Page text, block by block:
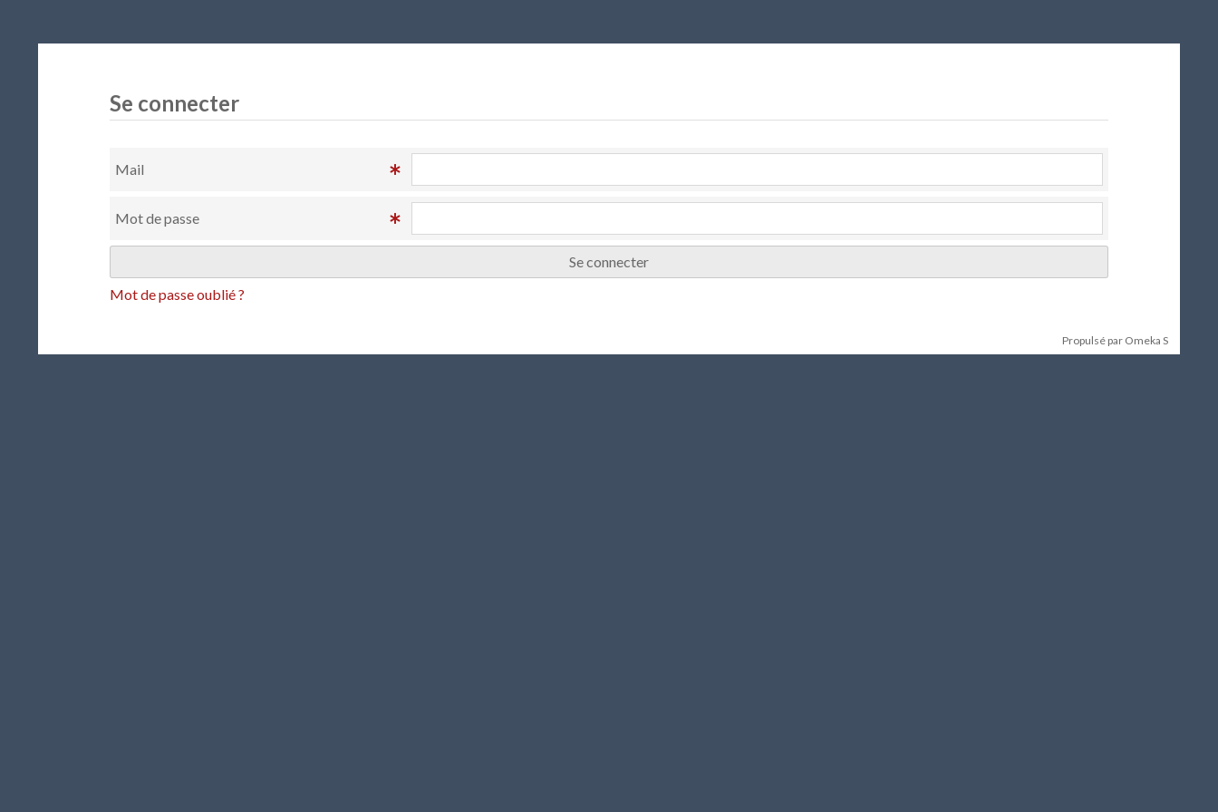
Se connecter
Mail
Mot de passe
Mot de passe oublié ?
Propulsé par Omeka S